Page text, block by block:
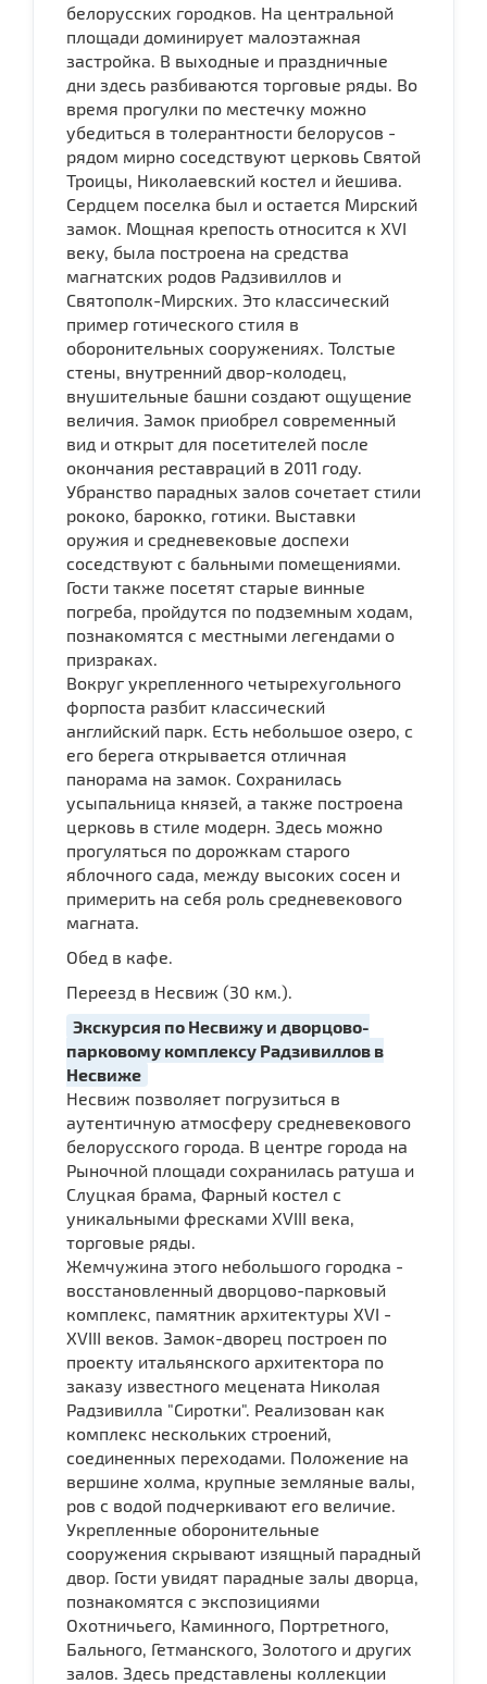
белорусских городков. На центральной
площади доминирует малоэтажная
застройка. В выходные и праздничные
дни здесь разбиваются торговые ряды. Во
время прогулки по местечку можно
убедиться в толерантности белорусов -
рядом мирно соседствуют церковь Святой
Троицы, Николаевский костел и йешива.
Сердцем поселка был и остается Мирский
замок. Мощная крепость относится к XVI
веку, была построена на средства
магнатских родов Радзивиллов и
Святополк-Мирских. Это классический
пример готического стиля в
оборонительных сооружениях. Толстые
стены, внутренний двор-колодец,
внушительные башни создают ощущение
величия. Замок приобрел современный
вид и открыт для посетителей после
окончания реставраций в 2011 году.
Убранство парадных залов сочетает стили
рококо, барокко, готики. Выставки
оружия и средневековые доспехи
соседствуют с бальными помещениями.
Гости также посетят старые винные
погреба, пройдутся по подземным ходам,
познакомятся с местными легендами о
призраках.
Вокруг укрепленного четырехугольного
форпоста разбит классический
английский парк. Есть небольшое озеро, с
его берега открывается отличная
панорама на замок. Сохранилась
усыпальница князей, а также построена
церковь в стиле модерн. Здесь можно
прогуляться по дорожкам старого
яблочного сада, между высоких сосен и
примерить на себя роль средневекового
магната.
Обед в кафе.
Переезд в Несвиж (30 км.).
Экскурсия по Несвижу и дворцово-
парковому комплексу Радзивиллов в
Несвиже
Несвиж позволяет погрузиться в
аутентичную атмосферу средневекового
белорусского города. В центре города на
Рыночной площади сохранилась ратуша и
Слуцкая брама, Фарный костел с
уникальными фресками XVIII века,
торговые ряды.
Жемчужина этого небольшого городка -
восстановленный дворцово-парковый
комплекс, памятник архитектуры XVI -
XVIII веков. Замок-дворец построен по
проекту итальянского архитектора по
заказу известного мецената Николая
Радзивилла "Сиротки". Реализован как
комплекс нескольких строений,
соединенных переходами. Положение на
вершине холма, крупные земляные валы,
ров с водой подчеркивают его величие.
Укрепленные оборонительные
сооружения скрывают изящный парадный
двор. Гости увидят парадные залы дворца,
познакомятся с экспозициями
Охотничьего, Каминного, Портретного,
Бального, Гетманского, Золотого и других
залов. Здесь представлены коллекции